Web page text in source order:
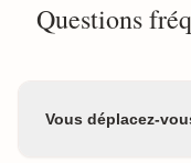
Questions
Vous déplacez-